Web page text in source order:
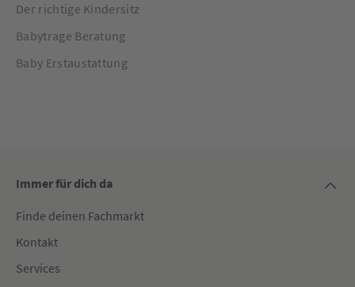
Der richtige Kindersitz
Babytrage Beratung
Baby Erstaustattung
Immer für dich da
Finde deinen Fachmarkt
Kontakt
Services